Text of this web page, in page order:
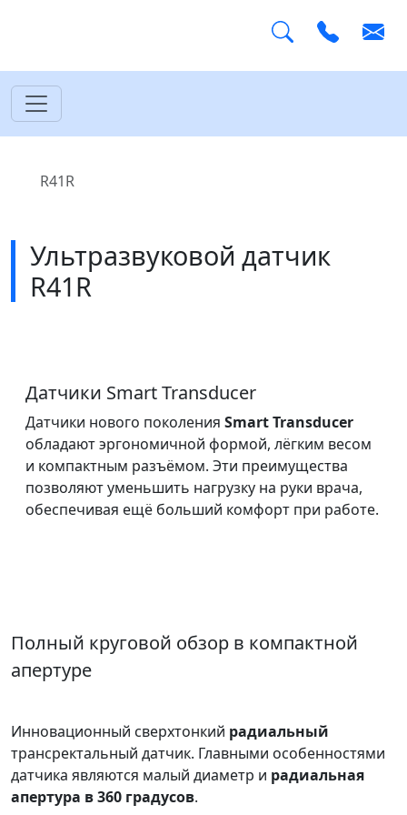
Главная
R41R
Ультразвуковой датчик
R41R
Датчики Smart Transducer
Датчики нового поколения Smart Transducer
обладают эргономичной формой, лёгким весом
и компактным разъёмом. Эти преимущества
позволяют уменьшить нагрузку на руки врача,
обеспечивая ещё больший комфорт при работе.
Полный круговой обзор в компактной
апертуре
Инновационный сверхтонкий радиальный
трансректальный датчик. Главными особенностями
датчика являются малый диаметр и радиальная
апертура в 360 градусов.